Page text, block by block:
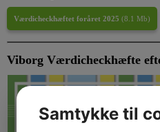
Værdicheckhæftet foråret 2025 (8.1 Mb)
Viborg Værdicheckhæfte
Samtykke til